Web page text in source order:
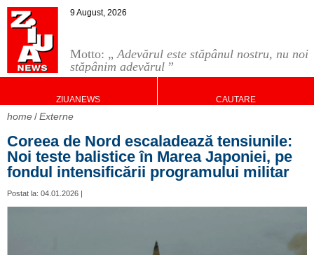
Motto: „Adevărul este stăpânul nostru, nu noi
stăpânim adevărul ”
9 August, 2026
ZIUANEWS CAUTARE
home Externe
Coreea de Nord escaladează tensiunile:
Noi teste balistice în Marea Japoniei, pe
fondul intensificării programului militar
Postat la: 04.01.2026 |